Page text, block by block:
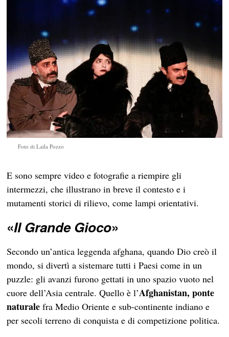
Foto di Laila Pozzo
E sono sempre video e fotografie a riempire gli
intermezzi, che illustrano in breve il contesto e i
mutamenti storici di rilievo, come lampi orientativi.
«Il Grande Gioco»
Secondo un’antica leggenda afghana, quando Dio creò il
mondo, si divertì a sistemare tutti i Paesi come in un
puzzle: gli avanzi furono gettati in uno spazio vuoto nel
cuore dell’Asia centrale. Quello è l’Afghanistan, ponte
naturalefra Medio Oriente e sub-continente indiano e
per secoli terreno di conquista e di competizione politica.